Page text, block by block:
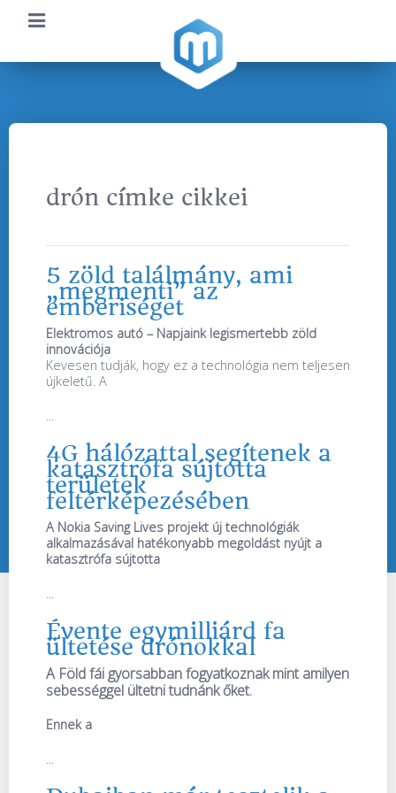
drón címke cikkei
5 zöld találmány, ami
„megmenti” az
emberiséget
Elektromos autó – Napjaink legismertebb zöld
innovációja
Kevesen tudják, hogy ez a technológia nem teljesen
újkeletű. A
4G hálózattal segítenek a
katasztrófa sújtotta
területek
feltérképezésében
A Nokia Saving Lives projekt új technológiák
alkalmazásával hatékonyabb megoldást nyújt a
katasztrófa sújtotta
Évente egymilliárd fa
ültetése drónokkal
A Föld fái gyorsabban fogyatkoznak mint amilyen
sebességgel ültetni tudnánk őket.
Ennek a
...